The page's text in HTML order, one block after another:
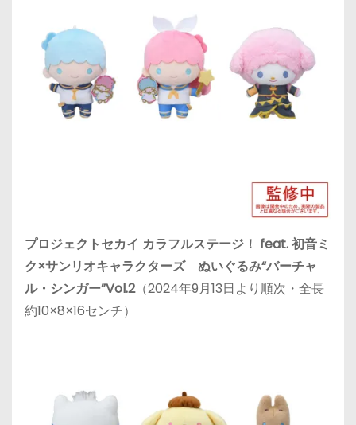
プロジェクトセカイ カラフルステージ！ feat. 初音ミ
ク×サンリオキャラクターズ ぬいぐるみ“バーチャ
ル・シンガー”Vol.2（2024年9月13日より順次・全長
約10×8×16センチ）